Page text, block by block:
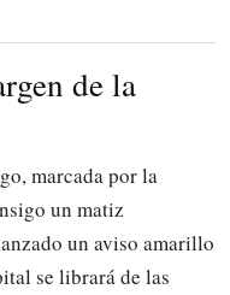
de la
marcada por la
un matiz
un aviso amarillo
se librará de las